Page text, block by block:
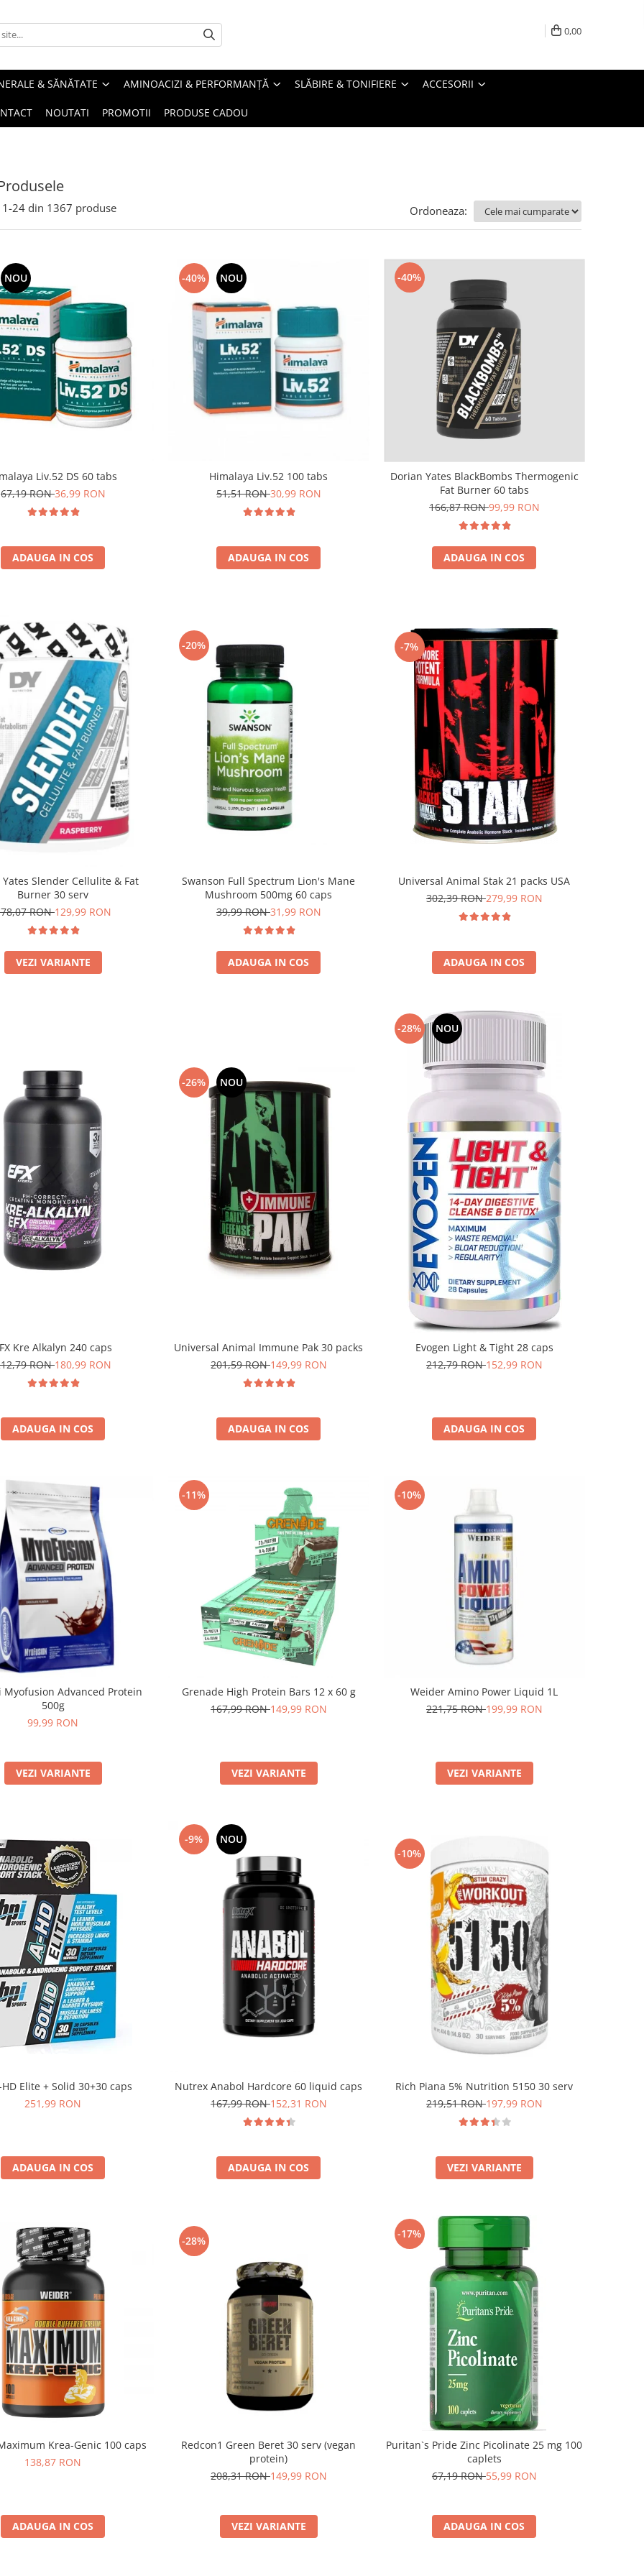
0,00
& SĂNĂTATE AMINOACIZI & PERFORMANȚĂ SLĂBIRE & TONIFIERE ACCESORII
NOUTATI PROMOTII PRODUSE CADOU
1-24 din 1367 produse Ordoneaza:
NOU
Liv.52 DS 60 tabs
67,19 RON36,99 RON
ADAUGA IN COS
-40% NOU
Himalaya Liv.52 100 tabs
51,51 RON30,99 RON
ADAUGA IN COS
-40%
Dorian Yates BlackBombs Thermogenic
Fat Burner 60 tabs
166,87 RON99,99 RON
ADAUGA IN COS
Slender Cellulite & Fat
Burner 30 serv
RON129,99 RON
VEZI VARIANTE
-20%
Swanson Full Spectrum Lion's Mane
Mushroom 500mg 60 caps
39,99 RON31,99 RON
ADAUGA IN COS
-7%
Universal Animal Stak 21 packs USA
302,39 RON279,99 RON
ADAUGA IN COS
Kre Alkalyn 240 caps
RON180,99 RON
ADAUGA IN COS
-26% NOU
Universal Animal Immune Pak 30 packs
201,59 RON149,99 RON
ADAUGA IN COS
-28% NOU
Evogen Light & Tight 28 caps
212,79 RON152,99 RON
ADAUGA IN COS
Myofusion Advanced Protein
500g
99,99 RON
VEZI VARIANTE
-11%
Grenade High Protein Bars 12 x 60 g
167,99 RON149,99 RON
VEZI VARIANTE
-10%
Weider Amino Power Liquid 1L
221,75 RON199,99 RON
VEZI VARIANTE
HD Elite + Solid 30+30 caps
251,99 RON
ADAUGA IN COS
-9% NOU
Nutrex Anabol Hardcore 60 liquid caps
167,99 RON152,31 RON
ADAUGA IN COS
-10%
Rich Piana 5% Nutrition 5150 30 serv
219,51 RON197,99 RON
VEZI VARIANTE
Krea-Genic 100 caps
138,87 RON
ADAUGA IN COS
-28%
Redcon1 Green Beret 30 serv (vegan
protein)
208,31 RON149,99 RON
VEZI VARIANTE
-17%
Puritan`s Pride Zinc Picolinate 25 mg 100
caplets
67,19 RON55,99 RON
ADAUGA IN COS